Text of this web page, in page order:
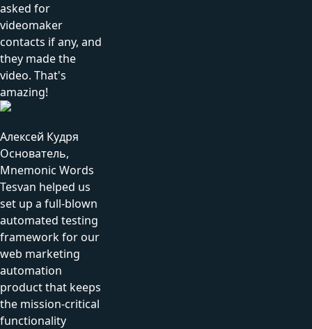
asked for
videomaker
contacts if any, and
they made the
video. That's
amazing!
Алексей Кудря
Основатель,
Mnemonic Words
Tesvan helped us
set up a full-blown
automated testing
framework for our
web marketing
automation
product that keeps
the mission-critical
functionality